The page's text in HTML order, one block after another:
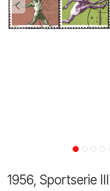
1956, Sportserie III